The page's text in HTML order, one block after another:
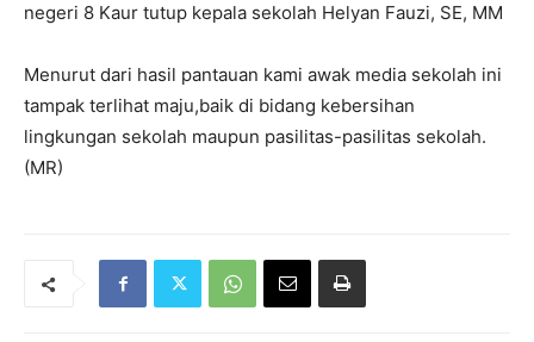
negeri 8 Kaur tutup kepala sekolah Helyan Fauzi, SE, MM
Menurut dari hasil pantauan kami awak media sekolah ini
tampak terlihat maju,baik di bidang kebersihan
lingkungan sekolah maupun pasilitas-pasilitas sekolah.
(MR)